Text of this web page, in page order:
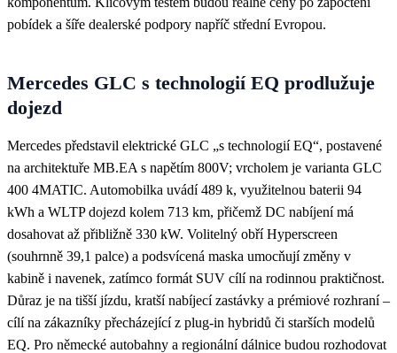
pobídek a šíře dealerské podpory napříč střední Evropou.
Mercedes GLC s technologií EQ prodlužuje
dojezd
Mercedes představil elektrické GLC „s technologií EQ“, postavené
na architektuře MB.EA s napětím 800V; vrcholem je varianta GLC
400 4MATIC. Automobilka uvádí 489 k, využitelnou baterii 94
kWh a WLTP dojezd kolem 713 km, přičemž DC nabíjení má
dosahovat až přibližně 330 kW. Volitelný obří Hyperscreen
(souhrnně 39,1 palce) a podsvícená maska umocňují změny v
kabině i navenek, zatímco formát SUV cílí na rodinnou praktičnost.
Důraz je na tišší jízdu, kratší nabíjecí zastávky a prémiové rozhraní –
cílí na zákazníky přecházející z plug‑in hybridů či starších modelů
EQ. Pro německé autobahny a regionální dálnice budou rozhodovat